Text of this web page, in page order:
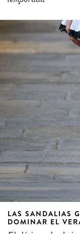
LAS SANDALIAS
DOMINAR EL
El clásico calzado